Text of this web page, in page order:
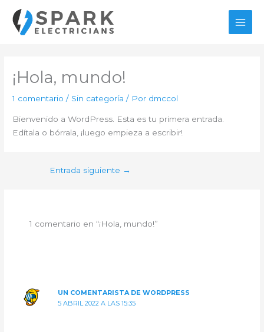
contenido
¡Hola, mundo!
1 comentario / Sin categoría / Por dmccol
Bienvenido a WordPress. Esta es tu primera entrada.
Edítala o bórrala, ¡luego empieza a escribir!
Entrada siguiente →
1 comentario en “¡Hola, mundo!”
UN COMENTARISTA DE WORDPRESS
5 ABRIL 2022 A LAS 15:35